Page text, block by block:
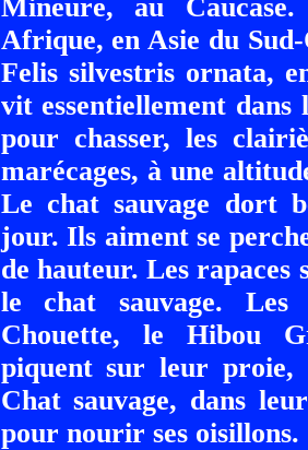
Mineure, au
Afrique, en Asie du
Felis silvestris ornata,
vit essentiellement
pour chasser, les
marécages, à une
Le chat sauvage dort
jour. Ils aiment se
de hauteur. Les rapaces
le chat sauvage.
Chouette, le Hibou
piquent sur leur proie,
Chat sauvage, dans
pour nourir ses oisillons.